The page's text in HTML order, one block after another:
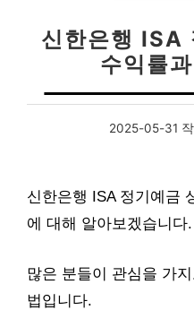
신한은행 ISA
수익률
2025-05-31
신한은행 ISA 정기예금
에 대해 알아보겠습니다.
많은 분들이 관심을 가
법입니다.